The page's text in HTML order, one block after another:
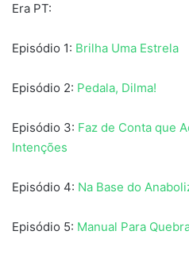
Era PT:
Episódio 1: Brilha Uma Estrela
Episódio 2: Pedala, Dilma!
Episódio 3: Faz de Conta que
Intenções
Episódio 4: Na Base do
Episódio 5: Manual Para